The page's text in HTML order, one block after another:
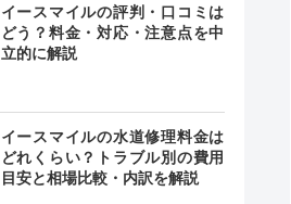
イースマイルの評判・口コミは
どう？料金・対応・注意点を中
立的に解説
イースマイルの水道修理料金は
どれくらい？トラブル別の費用
目安と相場比較・内訳を解説